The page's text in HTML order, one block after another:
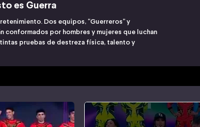
es Guerra
Dos equipos, "Guerreros" y
conformados por hombres y mujeres que luchan
pruebas de destreza física, talento y